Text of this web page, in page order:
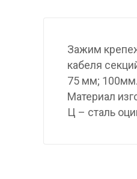
Зажим
кабеля
75 мм; 100мм.
Материал
Ц – сталь